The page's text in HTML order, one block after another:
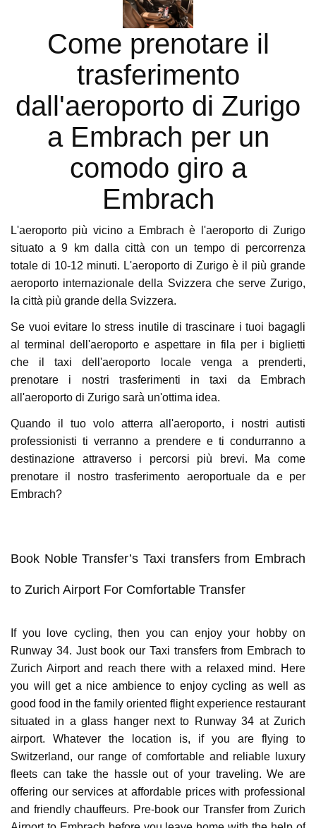
Come prenotare il
trasferimento
dall'aeroporto di Zurigo
a Embrach per un
comodo giro a
Embrach
L'aeroporto più vicino a Embrach è l'aeroporto di Zurigo
situato a 9 km dalla città con un tempo di percorrenza
totale di 10-12 minuti. L'aeroporto di Zurigo è il più grande
aeroporto internazionale della Svizzera che serve Zurigo,
la città più grande della Svizzera.
Se vuoi evitare lo stress inutile di trascinare i tuoi bagagli
al terminal dell'aeroporto e aspettare in fila per i biglietti
che il taxi dell'aeroporto locale venga a prenderti,
prenotare i nostri trasferimenti in taxi da Embrach
all'aeroporto di Zurigo sarà un'ottima idea.
Quando il tuo volo atterra all'aeroporto, i nostri autisti
professionisti ti verranno a prendere e ti condurranno a
destinazione attraverso i percorsi più brevi. Ma come
prenotare il nostro trasferimento aeroportuale da e per
Embrach?
Book Noble Transfer’s Taxi transfers from Embrach
to Zurich Airport For Comfortable Transfer
If you love cycling, then you can enjoy your hobby on
Runway 34. Just book our Taxi transfers from Embrach to
Zurich Airport and reach there with a relaxed mind. Here
you will get a nice ambience to enjoy cycling as well as
good food in the family oriented flight experience restaurant
situated in a glass hanger next to Runway 34 at Zurich
airport. Whatever the location is, if you are flying to
Switzerland, our range of comfortable and reliable luxury
fleets can take the hassle out of your traveling. We are
offering our services at affordable prices with professional
and friendly chauffeurs. Pre-book our Transfer from Zurich